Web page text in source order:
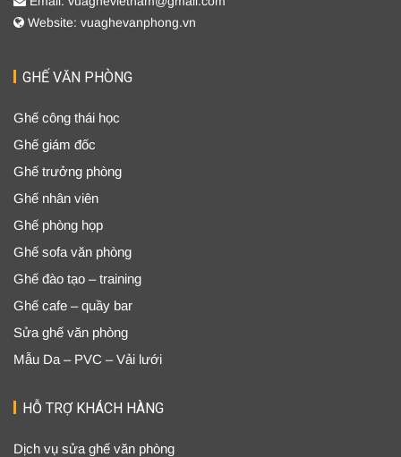
Website: vuaghevanphong.vn
GHẾ VĂN PHÒNG
Ghế công thái học
Ghế giám đốc
Ghế trưởng phòng
Ghế nhân viên
Ghế phòng họp
Ghế sofa văn phòng
Ghế đào tạo – training
Ghế cafe – quầy bar
Sửa ghế văn phòng
Mẫu Da – PVC – Vải lưới
HỖ TRỢ KHÁCH HÀNG
Dịch vụ sửa ghế văn phòng